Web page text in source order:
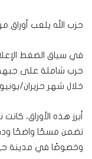
حزب الله يلعب أوراق
في سياق الضغط
حرب شاملة على جبهة
خلال شهر حزيران/يونيو 2024.
تضمن مسحًا واضحًا
وخصوصًا في مدينة